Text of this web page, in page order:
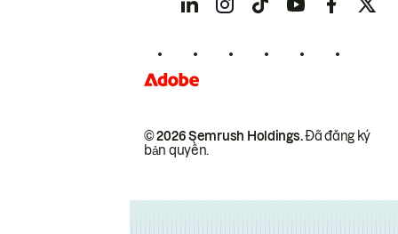
© 2026 Semrush Holdings.Đã đăng ký
bản quyền.